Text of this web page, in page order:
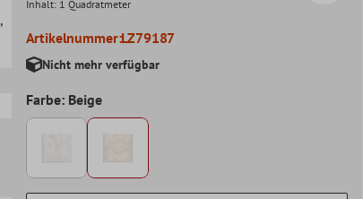
,
Inhalt: 1 Quadratmeter
Artikelnummer:LZ79187
Nicht mehr verfügbar
Farbe: Beige